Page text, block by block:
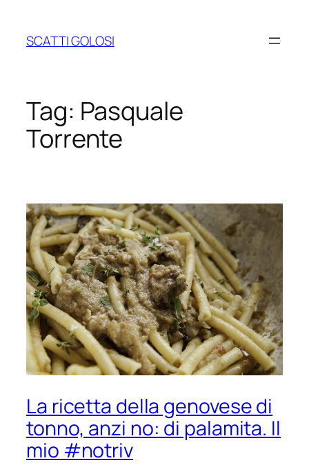
contenuto
SCATTI GOLOSI
Tag: Pasquale
Torrente
La ricetta della genovese di
tonno, anzi no: di palamita. Il
mio #notriv